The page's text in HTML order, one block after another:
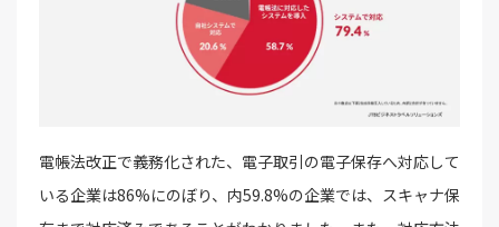
電帳法改正で義務化された、電子取引の電子保存へ対応して
いる企業は86%にのぼり、内59.8%の企業では、スキャナ保